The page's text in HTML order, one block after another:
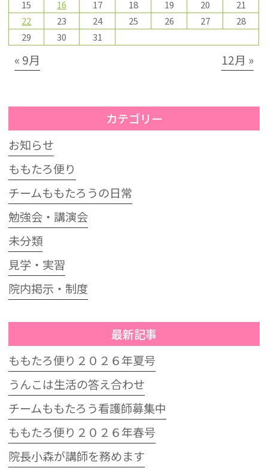
15 16 17 18 19 20
21
22
23 24 25 26 27
28
29
30 31
« 9月 12月 »
カテゴリー
お知らせ
ももたろ便り
チームももたろうの日常
勉強会・講演会
未分類
見学・実習
院内掲示・制度
最新記事
ももたろ便り２０２６年夏号
うんこは生活の答え合わせ
チームももたろう看護師募集中
ももたろ便り２０２６年春号
院長小森が講師を務めます